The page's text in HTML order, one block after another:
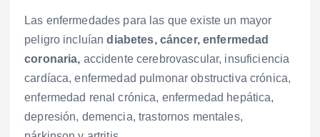
Las enfermedades para las que existe un mayor
peligro incluían diabetes, cáncer, enfermedad
coronaria, accidente cerebrovascular, insuficiencia
cardíaca, enfermedad pulmonar obstructiva crónica,
enfermedad renal crónica, enfermedad hepática,
depresión, demencia, trastornos mentales,